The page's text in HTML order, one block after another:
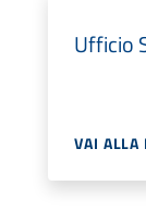
Ufficio
VAI ALLA